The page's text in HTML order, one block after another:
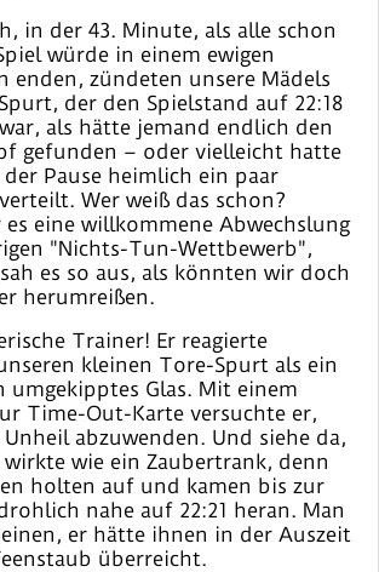
in der 43. Minute, als alle schon
würde in einem ewigen
enden, zündeten unsere Mädels
der den Spielstand auf 22:18
als hätte jemand endlich den
gefunden – oder vielleicht hatte
Pause heimlich ein paar
Wer weiß das schon?
es eine willkommene Abwechslung
"Nichts-Tun-Wettbewerb",
es so aus, als könnten wir doch
herumreißen.
Trainer! Er reagierte
kleinen Tore-Spurt als ein
umgekipptes Glas. Mit einem
Time-Out-Karte versuchte er,
abzuwenden. Und siehe da,
wie ein Zaubertrank, denn
holten auf und kamen bis zur
nahe auf 22:21 heran. Man
er hätte ihnen in der Auszeit
überreicht.